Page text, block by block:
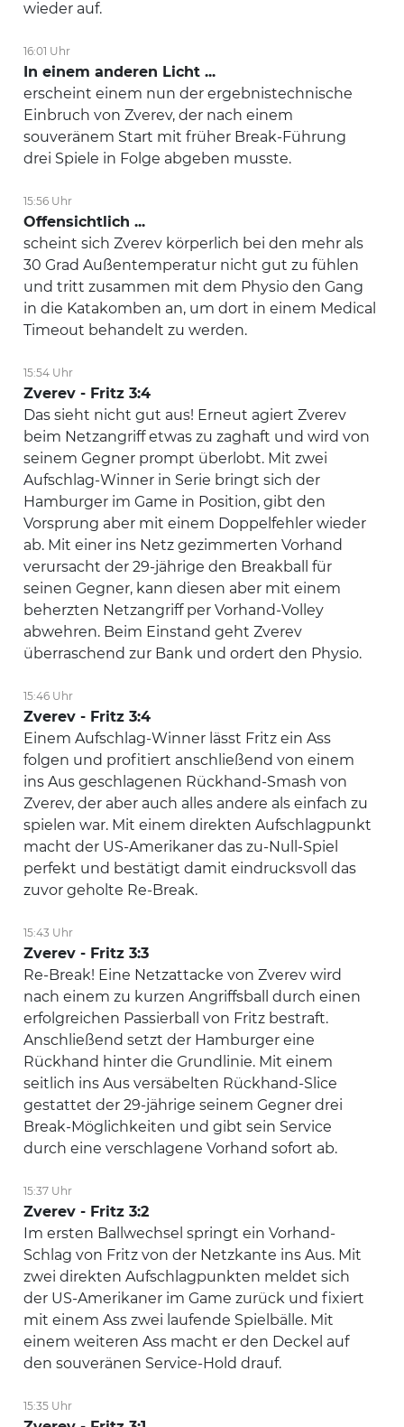
wieder auf.
16:01 Uhr
In einem anderen Licht ...
erscheint einem nun der ergebnistechnische
Einbruch von Zverev, der nach einem
souveränem Start mit früher Break-Führung
drei Spiele in Folge abgeben musste.
15:56 Uhr
Offensichtlich ...
scheint sich Zverev körperlich bei den mehr als
30 Grad Außentemperatur nicht gut zu fühlen
und tritt zusammen mit dem Physio den Gang
in die Katakomben an, um dort in einem Medical
Timeout behandelt zu werden.
15:54 Uhr
Zverev - Fritz 3:4
Das sieht nicht gut aus! Erneut agiert Zverev
beim Netzangriff etwas zu zaghaft und wird von
seinem Gegner prompt überlobt. Mit zwei
Aufschlag-Winner in Serie bringt sich der
Hamburger im Game in Position, gibt den
Vorsprung aber mit einem Doppelfehler wieder
ab. Mit einer ins Netz gezimmerten Vorhand
verursacht der 29-jährige den Breakball für
seinen Gegner, kann diesen aber mit einem
beherzten Netzangriff per Vorhand-Volley
abwehren. Beim Einstand geht Zverev
überraschend zur Bank und ordert den Physio.
15:46 Uhr
Zverev - Fritz 3:4
Einem Aufschlag-Winner lässt Fritz ein Ass
folgen und profitiert anschließend von einem
ins Aus geschlagenen Rückhand-Smash von
Zverev, der aber auch alles andere als einfach zu
spielen war. Mit einem direkten Aufschlagpunkt
macht der US-Amerikaner das zu-Null-Spiel
perfekt und bestätigt damit eindrucksvoll das
zuvor geholte Re-Break.
15:43 Uhr
Zverev - Fritz 3:3
Re-Break! Eine Netzattacke von Zverev wird
nach einem zu kurzen Angriffsball durch einen
erfolgreichen Passierball von Fritz bestraft.
Anschließend setzt der Hamburger eine
Rückhand hinter die Grundlinie. Mit einem
seitlich ins Aus versäbelten Rückhand-Slice
gestattet der 29-jährige seinem Gegner drei
Break-Möglichkeiten und gibt sein Service
durch eine verschlagene Vorhand sofort ab.
15:37 Uhr
Zverev - Fritz 3:2
Im ersten Ballwechsel springt ein Vorhand-
Schlag von Fritz von der Netzkante ins Aus. Mit
zwei direkten Aufschlagpunkten meldet sich
der US-Amerikaner im Game zurück und fixiert
mit einem Ass zwei laufende Spielbälle. Mit
einem weiteren Ass macht er den Deckel auf
den souveränen Service-Hold drauf.
15:35 Uhr